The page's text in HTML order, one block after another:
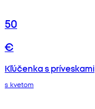
50
€
Kľúčenka s príveskami
s kvetom